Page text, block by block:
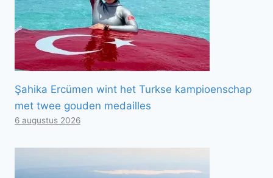
Şahika Ercümen wint het Turkse kampioenschap
met twee gouden medailles
6 augustus 2026